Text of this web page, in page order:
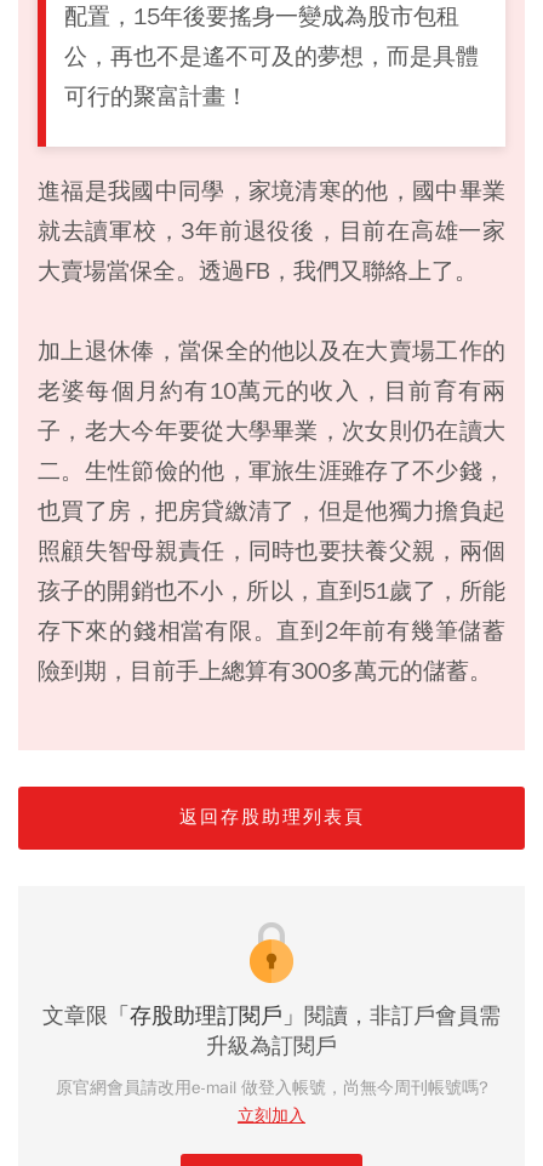
配置，15年後要搖身一變成為股市包租
公，再也不是遙不可及的夢想，而是具體
可行的聚富計畫！
進福是我國中同學，家境清寒的他，國中畢業
就去讀軍校，3年前退役後，目前在高雄一家
大賣場當保全。透過FB，我們又聯絡上了。
加上退休俸，當保全的他以及在大賣場工作的
老婆每個月約有10萬元的收入，目前育有兩
子，老大今年要從大學畢業，次女則仍在讀大
二。生性節儉的他，軍旅生涯雖存了不少錢，
也買了房，把房貸繳清了，但是他獨力擔負起
照顧失智母親責任，同時也要扶養父親，兩個
孩子的開銷也不小，所以，直到51歲了，所能
存下來的錢相當有限。直到2年前有幾筆儲蓄
險到期，目前手上總算有300多萬元的儲蓄。
返回存股助理列表頁
文章限 「存股助理訂閱戶」 閱讀，非訂戶會員需
升級為訂閱戶
原官網會員請改用e-mail 做登入帳號，尚無今周刊帳號嗎?
立刻加入